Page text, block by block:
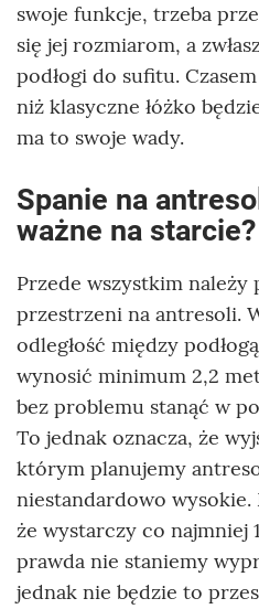
swoje funkcje, trzeba
się jej rozmiarom, a
podłogi do sufitu.
niż klasyczne łóżko
ma to swoje wady.
Spanie na
ważne na starcie?
Przede wszystkim należy
przestrzeni na antresoli.
odległość między
wynosić minimum 2,2
bez problemu stanąć w
To jednak oznacza, że
którym planujemy
niestandardowo wysokie.
że wystarczy co najmniej
prawda nie staniemy
jednak nie będzie to